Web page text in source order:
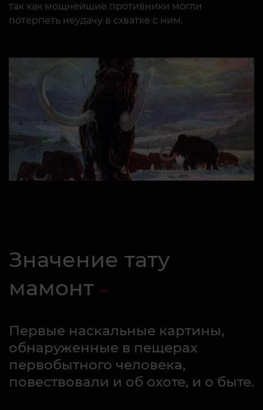
так как мощнейшие противники могли
потерпеть неудачу в схватке с ним.
Значение тату
мамонт
Первые наскальные картины,
обнаруженные в пещерах
первобытного человека,
повествовали и об охоте, и о быте.